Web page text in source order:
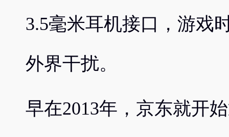
3.5毫米耳机接口，游戏
外界干扰。
早在2013年，京东就开